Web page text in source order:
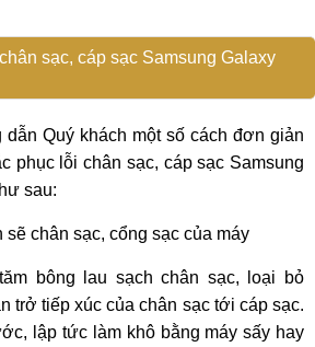
sạc, cáp sạc Samsung Galaxy
Quý khách một số cách đơn giản
phục lỗi chân sạc, cáp sạc Samsung
sau:
sẽ chân sạc, cổng sạc của máy
bông lau sạch chân sạc, loại bỏ
trở tiếp xúc của chân sạc tới cáp sạc.
lập tức làm khô bằng máy sấy hay